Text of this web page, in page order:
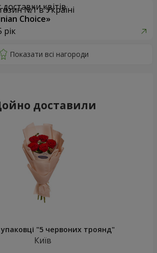
доставки квітів
Choice»
рік
доставили
"5 червоних троянд"
Київ